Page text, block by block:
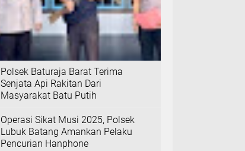
Polsek Baturaja Barat Terima
Senjata Api Rakitan Dari
Masyarakat Batu Putih
Operasi Sikat Musi 2025, Polsek
Lubuk Batang Amankan Pelaku
Pencurian Hanphone